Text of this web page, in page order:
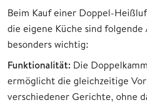
Beim Kauf einer Doppel-
die eigene Küche sind folgende
besonders wichtig:
Funktionalität: Die
ermöglicht die gleichzeitige
verschiedener Gerichte, ohne